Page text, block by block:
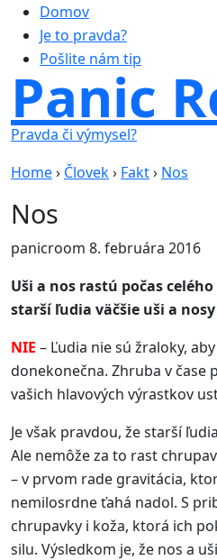
Domov
Je to pravda?
Pošlite nám tip
Panic
Pravda či výmysel?
Home› Človek› Fakt› Nos
Nos
panicroom 8. februára 2016
Uši a nos rastú počas
starší ľudia väčšie uši a
NIE – Ľudia nie sú žraloky,
donekonečna. Zhruba v čase
vašich hlavových výrastkov
Je však pravdou, že starší
Ale nemôže za to rast
– v prvom rade gravitácia,
nemilosrdne ťahá nadol. S
chrupavky i koža, ktorá ich
silu. Výsledkom je, že nos a